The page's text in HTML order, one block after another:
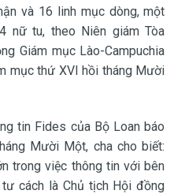
và 16 linh mục dòng, một
nữ tu, theo Niên giám Tòa
Giám mục Lào-Campuchia
mục thứ XVI hồi tháng Mười
tin Fides của Bộ Loan báo
Mười Một, cha cho biết:
trong việc thông tin với bên
cách là Chủ tịch Hội đồng